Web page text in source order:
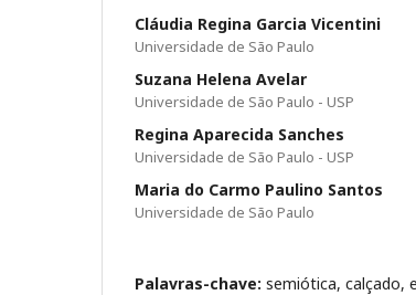
Cláudia Regina Garcia Vicentini
Universidade de São Paulo
Suzana Helena Avelar
Universidade de São Paulo - USP
Regina Aparecida Sanches
Universidade de São Paulo - USP
Maria do Carmo Paulino Santos
Universidade de São Paulo
Palavras-chave: semiótica, calçado,